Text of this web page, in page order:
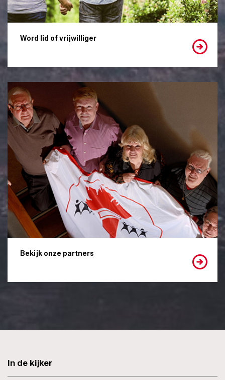
Word lid of vrijwilliger
Bekijk onze partners
In de kijker